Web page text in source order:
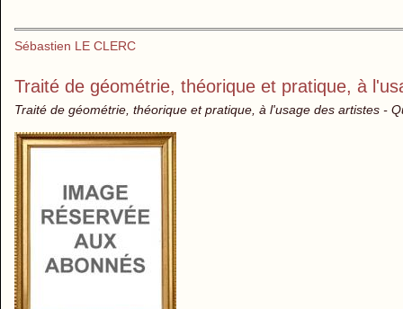
Sébastien LE CLERC
Traité de géométrie, théorique et pratique, à
Traité de géométrie, théorique et pratique, à l'usage des artistes -